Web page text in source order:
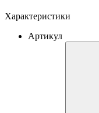
Характеристики
Артикул